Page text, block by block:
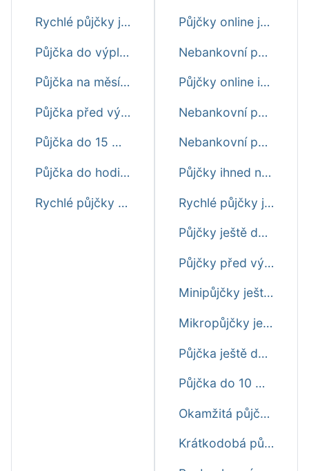
Rychlé půjčky ještě dnes
Půjčka do výplaty ještě dnes
Půjčka na měsíc ještě dnes
Půjčka před výplatou ihned ještě dnes
Půjčka do 15 minut
Půjčka do hodiny
Rychlé půjčky online ještě dnes
Půjčky online ještě dnes
Nebankovní půjčky online ještě dnes
Půjčky online ihned ještě dnes
Nebankovní půjčky ihned ještě dnes
Nebankovní půjčky ještě dnes
Půjčky ihned na účet ještě dnes
Rychlé půjčky ještě dnes
Půjčky ještě dnes o víkendu
Půjčky před výplatou ještě dnes
Minipůjčky ještě dnes
Mikropůjčky ještě dnes
Půjčka ještě dnes do 15 minut
Půjčka do 10 minut ještě dnes
Okamžitá půjčka ještě dnes
Krátkodobá půjčka ihned ještě dnes